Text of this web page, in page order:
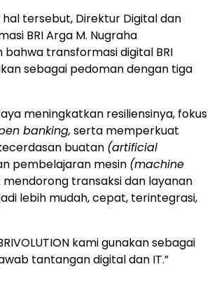
tersebut, Direktur Digital dan
BRI Arga M. Nugraha
transformasi digital BRI
sebagai pedoman dengan tiga
meningkatkan resiliensinya, fokus
banking, serta memperkuat
buatan (artificial
pembelajaran mesin (machine
mendorong transaksi dan layanan
lebih mudah, cepat, terintegrasi,
kami gunakan sebagai
tantangan digital dan IT.”